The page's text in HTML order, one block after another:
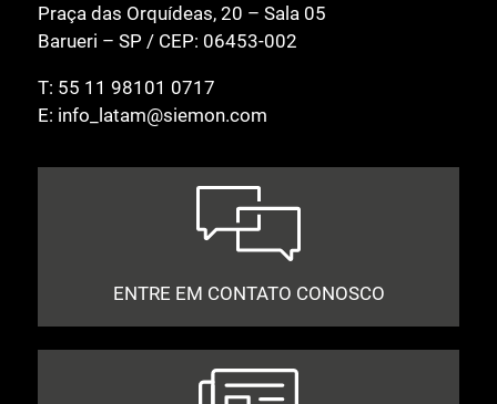
Praça das Orquídeas, 20 – Sala 05
Barueri – SP / CEP: 06453-002
T: 55 11 98101 0717
E: info_latam@siemon.com
ENTRE EM CONTATO CONOSCO